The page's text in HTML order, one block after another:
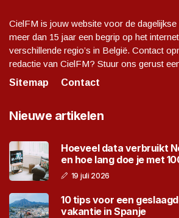
CielFM is jouw website voor de dagelijkse
meer dan 15 jaar een begrip op het
verschillende regio’s in België. Contact
redactie van CielFM? Stuur ons gerust
Sitemap
Contact
Nieuwe artikelen
Hoeveel data verbruikt
en hoe lang doe je met
19 juli 2026
10 tips voor een
vakantie in Spanje